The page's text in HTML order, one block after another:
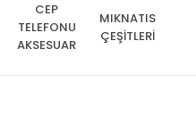
CEP
TELEFONU
AKSESUAR
MIKNATIS
ÇEŞİTLERİ